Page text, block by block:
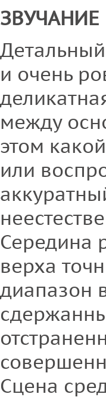
ЗВУЧАНИЕ
и очень
между
этом
или
Середина
верха
диапазон
Сцена